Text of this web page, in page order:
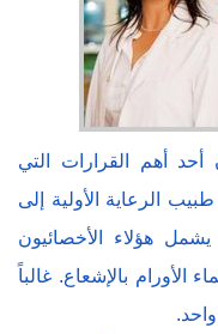
أهم القرارات التي
الرعاية الأولية إلى
هؤلاء الأخصائيون
الأورام بالإشعاع. غالباً